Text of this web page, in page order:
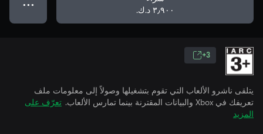
٣٫٩٠٠ د.ك.‏
● ● ●
3+
يتلقى ناشرو الألعاب التي تقوم بتشغيلها وصولاً إلى معلومات ملف
تعريفك في Xbox والبيانات المقترنة بينما تمارس الألعاب.
تعرّف على
المزيد